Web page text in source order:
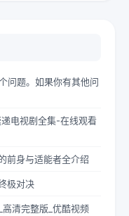
问题。如果你有其他问
电视剧全集-在线观看
前身与适能者全介绍
极对决
清完整版_优酷视频